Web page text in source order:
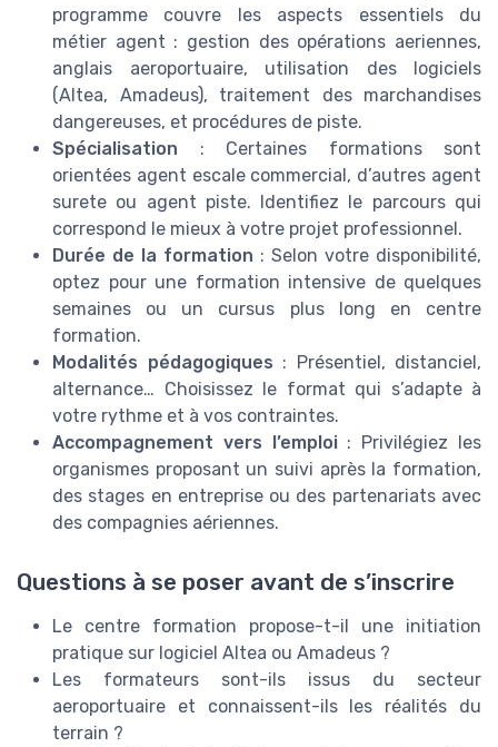
programme couvre les aspects essentiels du
métier agent : gestion des opérations aeriennes,
anglais aeroportuaire, utilisation des logiciels
(Altea, Amadeus), traitement des marchandises
dangereuses, et procédures de piste.
Spécialisation : Certaines formations sont
orientées agent escale commercial, d’autres agent
surete ou agent piste. Identifiez le parcours qui
correspond le mieux à votre projet professionnel.
Durée de la formation : Selon votre disponibilité,
optez pour une formation intensive de quelques
semaines ou un cursus plus long en centre
formation.
Modalités pédagogiques : Présentiel, distanciel,
alternance… Choisissez le format qui s’adapte à
votre rythme et à vos contraintes.
Accompagnement vers l’emploi: Privilégiez les
organismes proposant un suivi après la formation,
des stages en entreprise ou des partenariats avec
des compagnies aériennes.
Questions à se poser avant de s’inscrire
Le centre formation propose-t-il une initiation
pratique sur logiciel Altea ou Amadeus ?
Les formateurs sont-ils issus du secteur
aeroportuaire et connaissent-ils les réalités du
terrain ?